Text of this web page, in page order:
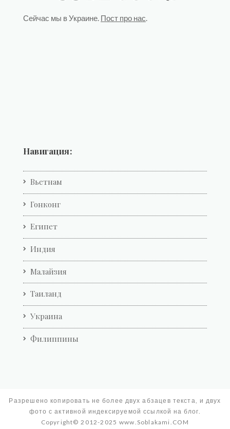
Сейчас мы в Украине. Пост про нас.
Навигация:
Вьетнам
Гонконг
Египет
Индия
Малайзия
Таиланд
Украина
Филиппины
Разрешено копировать не более двух абзацев текста, и двух
фото с активной индексируемой ссылкой на блог.
Copyright© 2012-2025 www.Soblakami.COM